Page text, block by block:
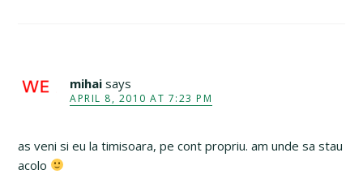
mihai says
APRIL 8, 2010 AT 7:23 PM
as veni si eu la timisoara, pe cont propriu. am unde sa stau
acolo